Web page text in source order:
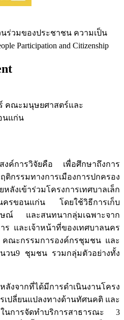
ร่วมของประชาชน ความเป็น
Participation and Citizenship
คณะมนุษยศาสตร์และ
นแก่น
ค์การวิจัยคือ เพื่อศึกษาถึงการ
กรรมทางการเมืองการปกครอง
ลังเข้าร่วมโครงการเทศบาลเล็ก
ครขอนแก่น โดยใช้วิธีการเก็บ
ษณ์ และสนทนากลุ่มเฉพาะจาก
ร และเจ้าหน้าที่ของเทศบาลนคร
ณะกรรมการองค์กรชุมชน และ
วน9 ชุมชน รวมกลุ่มตัวอย่างทั้ง
จากที่ได้มีการดำเนินงานโครง
ปลี่ยนแปลงทางด้านทัศนคติ และ
ในการจัดทำบริการสาธารณะ 3